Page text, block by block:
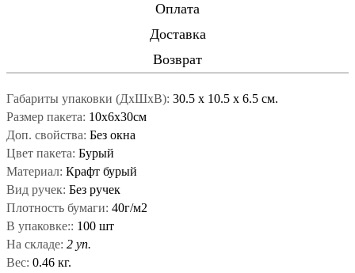
Оплата
Доставка
Возврат
Габариты упаковки (ДxШxВ): 30.5 x 10.5 x 6.5 см.
Размер пакета: 10х6х30см
Доп. свойства: Без окна
Цвет пакета: Бурый
Материал: Крафт бурый
Вид ручек: Без ручек
Плотность бумаги: 40г/м2
В упаковке:: 100 шт
На складе: 2 уп.
Вес: 0.46 кг.